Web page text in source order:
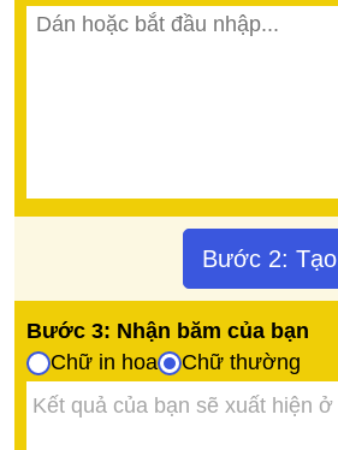
Bước 2: Tạo
Bước 3: Nhận băm của bạn
Chữ in hoa
Chữ thường